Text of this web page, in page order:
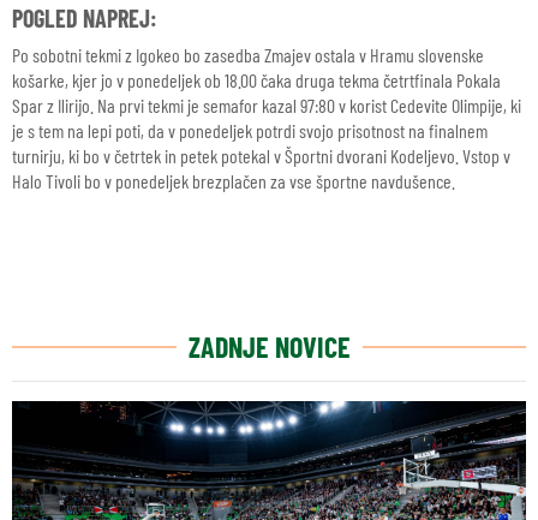
POGLED NAPREJ:
Po sobotni tekmi z Igokeo bo zasedba Zmajev ostala v Hramu slovenske
košarke, kjer jo v ponedeljek ob 18.00 čaka druga tekma četrtfinala Pokala
Spar z Ilirijo. Na prvi tekmi je semafor kazal 97:80 v korist Cedevite Olimpije, ki
je s tem na lepi poti, da v ponedeljek potrdi svojo prisotnost na finalnem
turnirju, ki bo v četrtek in petek potekal v Športni dvorani Kodeljevo. Vstop v
Halo Tivoli bo v ponedeljek brezplačen za vse športne navdušence.
ZADNJE NOVICE